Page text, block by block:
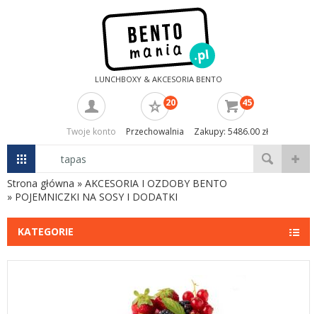
LUNCHBOXY & AKCESORIA BENTO
Twoje konto
20
Przechowalnia
45
Zakupy: 5486.00 zł
Strona główna » AKCESORIA I OZDOBY BENTO
» POJEMNICZKI NA SOSY I DODATKI
KATEGORIE